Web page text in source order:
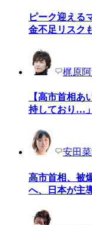
ピーク迎える
金不足リスク
梶原
【高市首相
持しており…」
安田
高市首相、被
へ、日本が主